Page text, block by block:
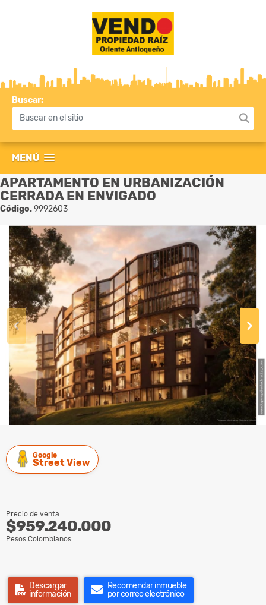
Buscar:
MENÚ
APARTAMENTO EN URBANIZACIÓN
CERRADA EN ENVIGADO
Código.9992603
Google
Street View
Precio de venta
$959.240.000
Pesos Colombianos
Descargar
información
Recomendar inmueble
por correo electrónico